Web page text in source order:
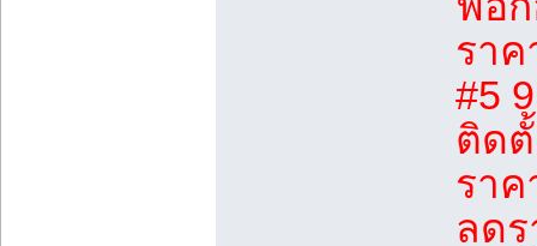
ราค
#5
ติด
ราค
ลด